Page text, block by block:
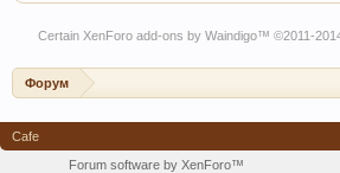
Certain XenForo add-ons by Waindigo™ ©2011-
Форум
Cafe
Forum software by XenForo™